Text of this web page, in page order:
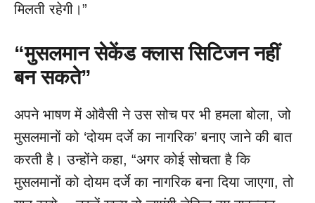
मिलती रहेगी।”
“मुसलमान सेकेंड क्लास सिटिजन नहीं
बन सकते”
अपने भाषण में ओवैसी ने उस सोच पर भी हमला बोला, जो
मुसलमानों को ‘दोयम दर्जे का नागरिक’ बनाए जाने की बात
करती है। उन्होंने कहा, “अगर कोई सोचता है कि
मुसलमानों को दोयम दर्जे का नागरिक बना दिया जाएगा, तो